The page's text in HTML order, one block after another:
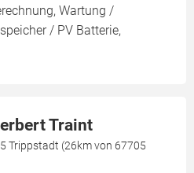
Wartung /
/ PV Batterie,
Traint
Trippstadt (26km von 67705